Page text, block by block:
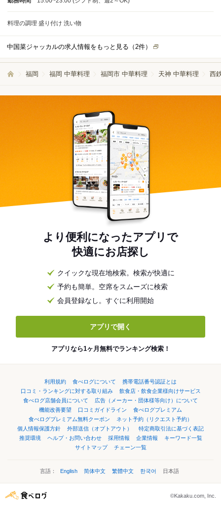
料理の調理 盛り付け 洗い物
中国菜ジャッカルの求人情報をもっと見る（2件）
福岡 福岡 中華料理 福岡市 中華料理 天神 中華料理 西
より便利になったアプリで
快適にお店探し
クイックな現在地検索。検索が快適に
予約も簡単。空席をスムーズに検索
会員登録なし。すぐに利用開始
アプリで開く
アプリなら1ヶ月無料でランキング検索！
利用規約 食べログについて
携帯電話番号認証とは
口コミ・ランキングに対する取り組み
飲食店・飲食企業様向けサービス
食べログ店舗会員について
広告（メーカー・団体様等向け）について
機能改善要望
口コミガイドライン
食べログプレミアム
食べログプレミアム無料クーポン
ネット予約（リクエスト予約）
個人情報保護方針
外部送信（オプトアウト）
特定商取引法に基づく表記
推奨環境
ヘルプ・お問い合わせ 採用情報 企業情報
キーワード一覧
サイトマップ
チェーン一覧
言語： English 简体中文 繁體中文 한국어 日本語
©Kakaku.com, Inc.